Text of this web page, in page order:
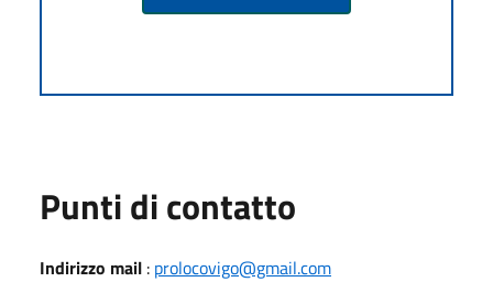
Punti di contatto
Indirizzo mail : prolocovigo@gmail.com